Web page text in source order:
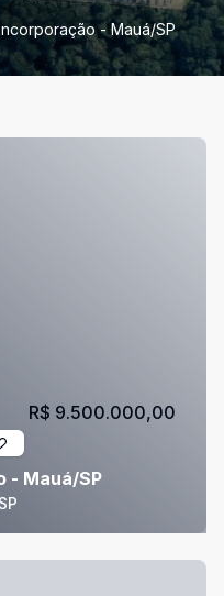
- Mauá/SP
- Mauá/SP
R$ 9.500.000,00